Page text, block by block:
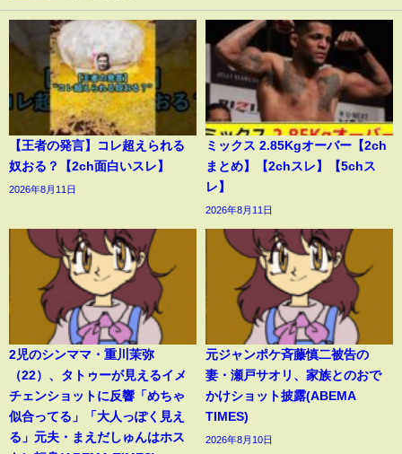
【王者の発言】コレ超えられる
奴おる？【2ch面白いスレ】
2026年8月11日
ミックス 2.85Kgオーバー【2ch
まとめ】【2chスレ】【5chス
レ】
2026年8月11日
2児のシンママ・重川茉弥
（22）、タトゥーが見えるイメ
チェンショットに反響「めちゃ
似合ってる」「大人っぽく見え
る」元夫・まえだしゅんはホス
元ジャンポケ斉藤慎二被告の
妻・瀬戸サオリ、家族とのおで
かけショット披露(ABEMA
TIMES)
2026年8月10日